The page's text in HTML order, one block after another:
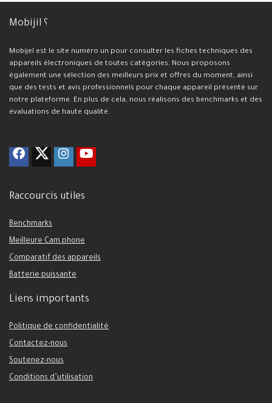
Mobijil ؟
Mobijel est le site numéro un pour consulter les fiches techniques des
appareils électroniques de toutes catégories. Nous proposons
également une sélection des meilleurs prix et offres du moment, ainsi
que des tests et avis professionnels pour chaque appareil présenté sur
notre plateforme. En plus de cela, nous réalisons des benchmarks et des
évaluations de haute qualité.
Raccourcis utiles
Benchmarks
Meilleure Cam phone
Comparatif des appareils
Batterie puissante
Liens importants
Politique de confidentialité
Contactez-nous
Soutenez-nous
Conditions d’utilisation